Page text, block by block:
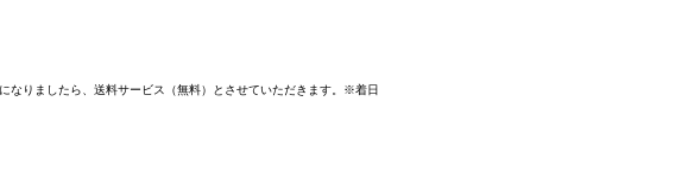
りましたら、送料サービス（無料）とさせていただきます。※着日